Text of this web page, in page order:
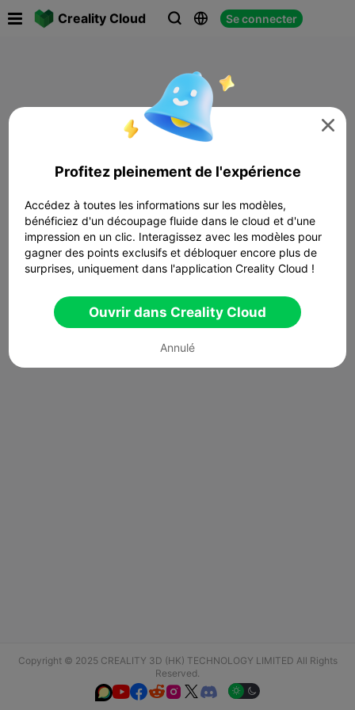
Creality Cloud   Se connecter
Copyright © 2025 CREALITY 3D (HK) TECHNOLOGY LIMITED All Rights
Reserved.
  

Profitez pleinement de l'expérience
Accédez à toutes les informations sur les modèles,
bénéficiez d'un découpage fluide dans le cloud et d'une
impression en un clic. Interagissez avec les modèles pour
gagner des points exclusifs et débloquer encore plus de
surprises, uniquement dans l'application Creality Cloud !
Ouvrir dans Creality Cloud
Annulé